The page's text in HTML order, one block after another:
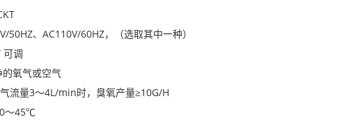
50HZ、AC110V/60HZ，（选取其中一种）
调
氧气或空气
流量3～4L/min时，臭氧产量≥10G/H
～45℃